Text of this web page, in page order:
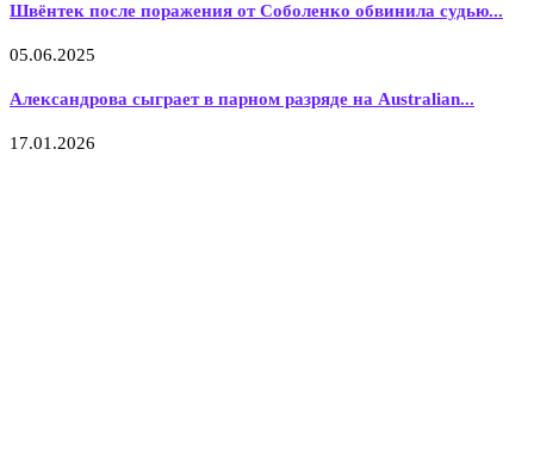
Швёнтек после поражения от Соболенко обвинила судью...
05.06.2025
Александрова сыграет в парном разряде на Australian...
17.01.2026